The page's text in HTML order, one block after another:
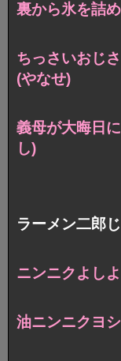
裏から氷を詰
ちっさいおじ
(やなせ)
義母が大晦日
し)
ラーメン二郎
ニンニクよし
油ニンニクヨ